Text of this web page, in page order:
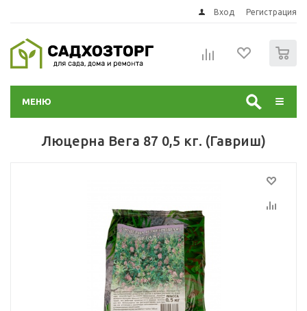
Вход Регистрация
МЕНЮ
Люцерна Вега 87 0,5 кг. (Гавриш)